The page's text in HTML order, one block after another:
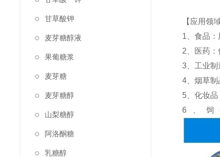
甘草酸钾
麦芽糖醇液
果葡糖浆
麦芽糖
麦芽糖醇
山梨糖醇
阿洛酮糖
乳糖醇
【应用领
1、食品
2、医药
3、工业
4、烟草
5、化妆
6、饲